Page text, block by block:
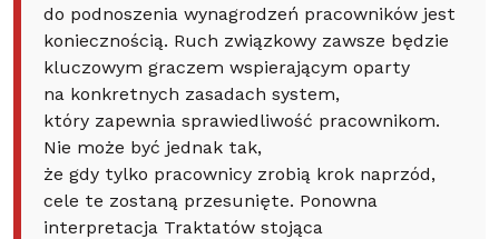
do podnoszenia wynagrodzeń pracowników jest
koniecznością. Ruch związkowy zawsze będzie
kluczowym graczem wspierającym oparty
na konkretnych zasadach system,
który zapewnia sprawiedliwość pracownikom.
Nie może być jednak tak,
że gdy tylko pracownicy zrobią krok naprzód,
cele te zostaną przesunięte. Ponowna
interpretacja Traktatów stojąca